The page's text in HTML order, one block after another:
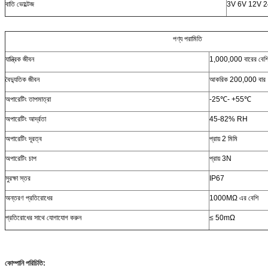
বাতি ভোল্টেজ 3V 6V 12V
পণ্য পরামিতি
যান্ত্রিক জীবন 1,000,000 বারের বেশি
বৈদ্যুতিক জীবন আকরিক 200,000 বার
অপারেটিং তাপমাত্রা -25℃- +55℃
অপারেটিং আর্দ্রতা 45-82% RH
অপারেটিং দূরত্ব প্রায় 2 মিমি
অপারেটিং চাপ প্রায় 3N
সুরক্ষা স্তর IP67
অন্তরণ প্রতিরোধের 1000MΩ এর বেশি
প্রতিরোধের সাথে যোগাযোগ করুন ≤ 50mΩ
কোম্পানি পরিচিতি: